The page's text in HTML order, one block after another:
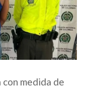
medida de